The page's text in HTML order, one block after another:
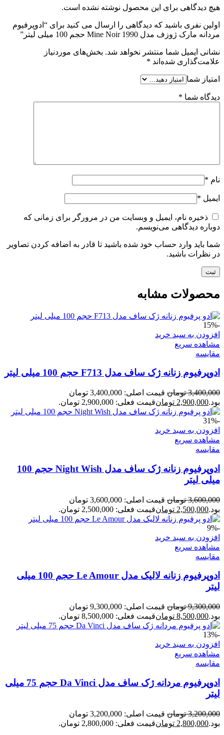
هیچ دیدگاهی برای این محصول نوشته نشده است.
اولین نفری باشید که دیدگاهی را ارسال می کنید برای “ادوپرفیوم
مردانه مارک ژوزف مدل Mine Noir 1990 حجم 100 میلی لیتر”
نشانی ایمیل شما منتشر نخواهد شد. بخش‌های موردنیاز
علامت‌گذاری شده‌اند *
امتیاز شما
دیدگاه شما *
نام *
ایمیل *
ذخیره نام، ایمیل و وبسایت من در مرورگر برای زمانی که
دوباره دیدگاهی می‌نویسم.
شما باید وارد حساب خود شده باشید تا قادر به اضافه کردن تصاویر
در نظرات باشید.
محصولات مشابه
-15%
افزودن به سبد خرید
مشاهده سریع
مقایسه
ادوپرفیوم زنانه ژک ساف مدل F713 حجم 100 میلی لیتر
3,400,000 تومان
قیمت اصلی: 3,400,000 تومان
بود.2,900,000 تومانقیمت فعلی: 2,900,000 تومان.
-31%
افزودن به سبد خرید
مشاهده سریع
مقایسه
ادوپرفیوم زنانه ژک ساف مدل Night Wish حجم 100
میلی لیتر
3,600,000 تومان
قیمت اصلی: 3,600,000 تومان
بود.2,500,000 تومانقیمت فعلی: 2,500,000 تومان.
-9%
افزودن به سبد خرید
مشاهده سریع
مقایسه
ادوپرفیوم زنانه لالیک مدل Le Amour حجم 100 میلی‌
لیتر
9,300,000 تومان
قیمت اصلی: 9,300,000 تومان
بود.8,500,000 تومانقیمت فعلی: 8,500,000 تومان.
-13%
افزودن به سبد خرید
مشاهده سریع
مقایسه
ادوپرفیوم مردانه ژک ساف مدل Da Vinci حجم 75 میلی
لیتر
3,200,000 تومان
قیمت اصلی: 3,200,000 تومان
بود.2,800,000 تومانقیمت فعلی: 2,800,000 تومان.